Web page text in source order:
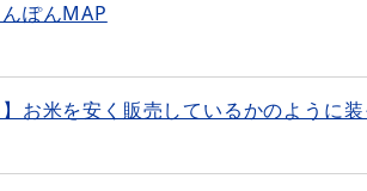
ぽんMAP
】お米を安く販売しているかのように